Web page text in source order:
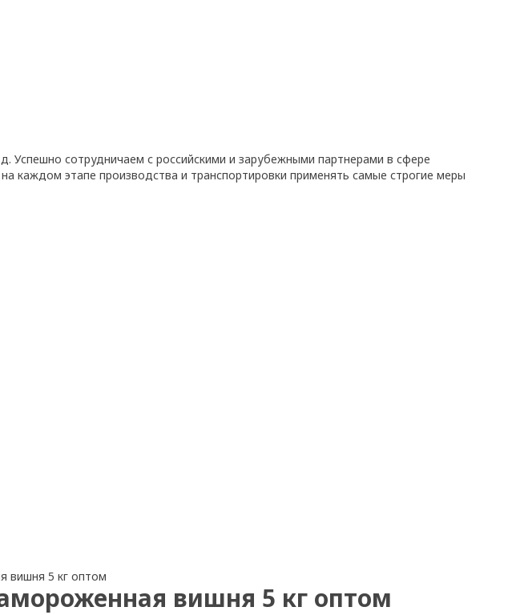
сотрудничаем с российскими и зарубежными партнерами в сфере
каждом этапе производства и транспортировки применять самые строгие меры
вишня 5 кг оптом
вишня 5 кг оптом